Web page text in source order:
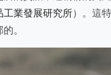
工業發展研究所）。這
。